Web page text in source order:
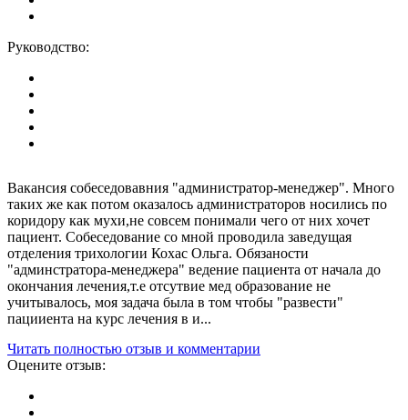
Руководство:
Вакансия собеседовавния "администратор-менеджер". Много
таких же как потом оказалось администраторов носились по
коридору как мухи,не совсем понимали чего от них хочет
пациент. Собеседование со мной проводила заведущая
отделения трихологии Кохас Ольга. Обязаности
"админстратора-менеджера" ведение пациента от начала до
окончания лечения,т.е отсутвие мед образование не
учитывалось, моя задача была в том чтобы "развести"
пацииента на курс лечения в и...
Читать полностью отзыв и комментарии
Оцените отзыв: